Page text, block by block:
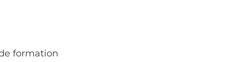
formation